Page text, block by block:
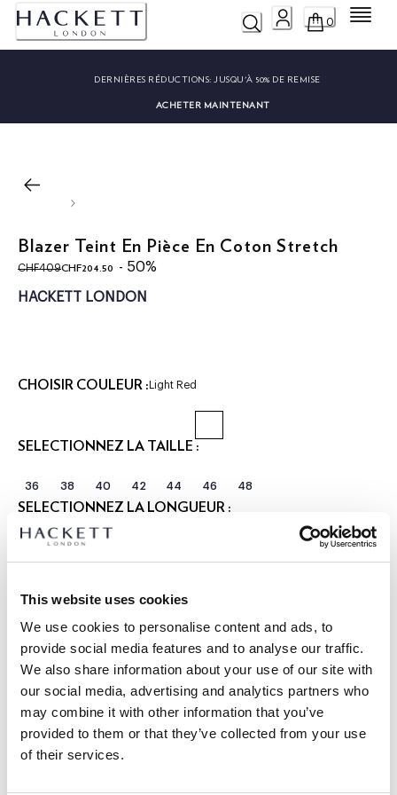
This website uses cookies
We use cookies to personalise content and ads, to
provide social media features and to analyse our traffic.
We also share information about your use of our site with
our social media, advertising and analytics partners who
may combine it with other information that you’ve
provided to them or that they’ve collected from your use
of their services.
0 Menu
DERNIÈRES RÉDUCTIONS: JUSQU'À 50% DE REMISE
ACHETER MAINTENANT
Blazer Teint En Pièce En Coton Stretch
CHF409
original price CHF409
CHF204.50
current price CHF204.50
- 50%
HACKETT LONDON
CHOISIR COULEUR : Light Red
SÉLECTIONNEZ LA TAILLE :
36 38 40 42 44 46 48
SÉLECTIONNEZ LA LONGUEUR :
RÉGULIER LONGUE
Taille du mannequin:1.85 m
GUIDE DES TAILLES
DÉTAILS DU PRODUIT
DESCRIPTION
HM4400133
- Hackett London
LIVRAISON ET RETOURS
Livraison et retours gratuits